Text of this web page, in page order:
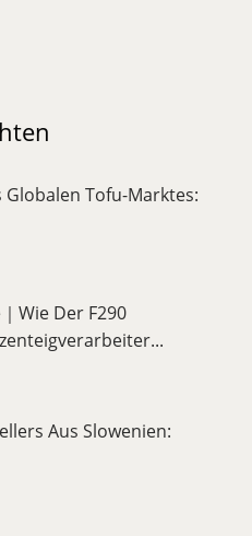
Globalen Tofu-Marktes:
Wie Der F290
Aus Slowenien: